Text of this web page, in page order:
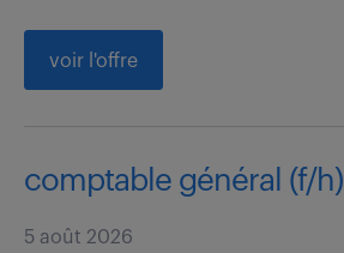
voir l'offre
comptable général (f/h)
5 août 2026